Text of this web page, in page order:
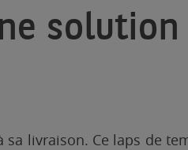
livraison. Ce laps de